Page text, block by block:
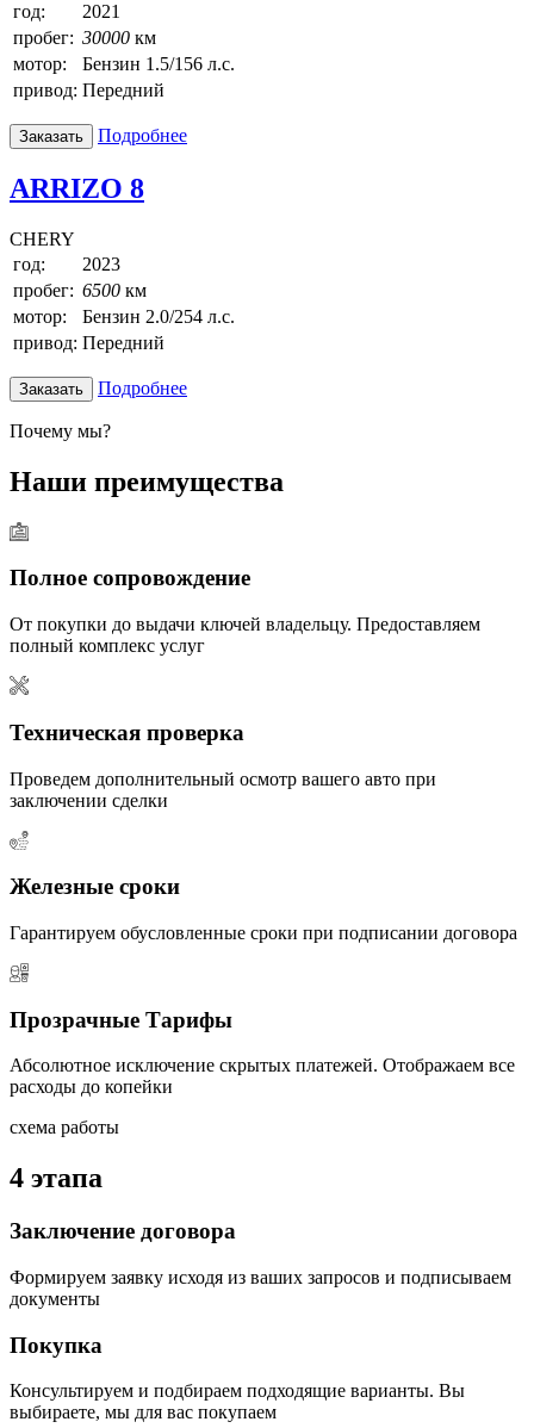
год:
2021
пробег: 30000 км
мотор:
Бензин 1.5/156 л.с.
привод: Передний
Заказать Подробнее
ARRIZO 8
CHERY
год:
2023
пробег: 6500 км
мотор:
Бензин 2.0/254 л.с.
привод: Передний
Заказать Подробнее
Почему мы?
Наши преимущества
Полное сопровождение
От покупки до выдачи ключей владельцу. Предоставляем
полный комплекс услуг
Техническая проверка
Проведем дополнительный осмотр вашего авто при
заключении сделки
Железные сроки
Гарантируем обусловленные сроки при подписании договора
Прозрачные Тарифы
Абсолютное исключение скрытых платежей. Отображаем все
расходы до копейки
схема работы
4 этапа
Заключение договора
Формируем заявку исходя из ваших запросов и подписываем
документы
Покупка
Консультируем и подбираем подходящие варианты. Вы
выбираете, мы для вас покупаем